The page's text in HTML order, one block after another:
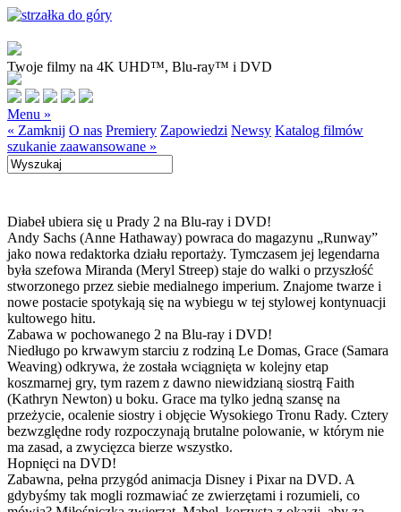
Twoje filmy na 4K UHD™, Blu-ray™ i DVD
Menu »
« Zamknij O nas Premiery Zapowiedzi Newsy Katalog filmów
szukanie zaawansowane »
Diabeł ubiera się u Prady 2 na Blu-ray i DVD!
Andy Sachs (Anne Hathaway) powraca do magazynu „Runway”
jako nowa redaktorka działu reportaży. Tymczasem jej legendarna
była szefowa Miranda (Meryl Streep) staje do walki o przyszłość
stworzonego przez siebie medialnego imperium. Znajome twarze i
nowe postacie spotykają się na wybiegu w tej stylowej kontynuacji
kultowego hitu.
Zabawa w pochowanego 2 na Blu-ray i DVD!
Niedługo po krwawym starciu z rodziną Le Domas, Grace (Samara
Weaving) odkrywa, że została wciągnięta w kolejny etap
koszmarnej gry, tym razem z dawno niewidzianą siostrą Faith
(Kathryn Newton) u boku. Grace ma tylko jedną szansę na
przeżycie, ocalenie siostry i objęcie Wysokiego Tronu Rady. Cztery
bezwzględne rody rozpoczynają brutalne polowanie, w którym nie
ma zasad, a zwycięzca bierze wszystko.
Hopnięci na DVD!
Zabawna, pełna przygód animacja Disney i Pixar na DVD. A
gdybyśmy tak mogli rozmawiać ze zwierzętami i rozumieli, co